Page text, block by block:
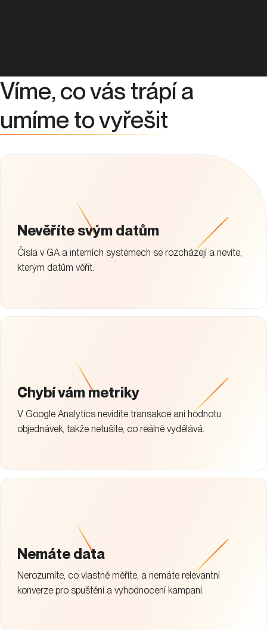
Víme, co vás trápí a
umíme to vyřešit
Nevěříte svým datům
Čísla v GA a interních systémech se rozcházejí a nevíte,
kterým datům věřit.
Chybí vám metriky
V Google Analytics nevidíte transakce ani hodnotu
objednávek, takže netušíte, co reálně vydělává.
Nemáte data
Nerozumíte, co vlastně měříte, a nemáte relevantní
konverze pro spuštění a vyhodnocení kampaní.